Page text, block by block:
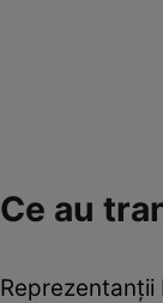
Ce au